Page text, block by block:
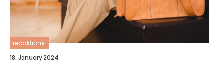
redaktionel
18. January 2024